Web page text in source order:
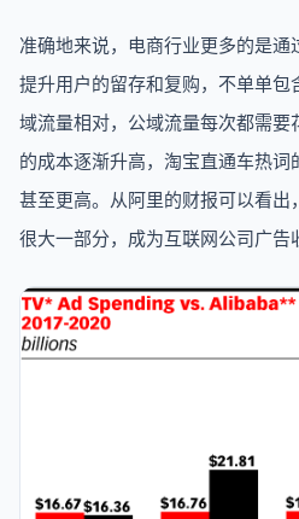
准确地来说，电商行业更多的是
提升用户的留存和复购，不单单
域流量相对，公域流量每次都需要
的成本逐渐升高，淘宝直通车热
甚至更高。从阿里的财报可以看出
很大一部分，成为互联网公司广告